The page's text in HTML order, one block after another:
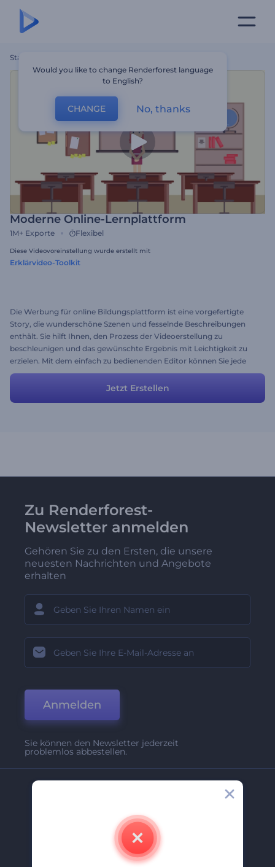
Startseite
Moderne Online-Lernplattform
1M+ Exporte Flexibel
Diese Videovoreinstellung wurde erstellt mit
Erklärvideo-Toolkit
Die Werbung für online Bildungsplattform ist eine vorgefertigte
Story, die wunderschöne Szenen und fesselnde Beschreibungen
enthält. Sie hilft Ihnen, den Prozess der Videoerstellung zu
beschleunigen und das gewünschte Ergebnis mit Leichtigkeit zu
erzielen. Mit dem einfach zu bedienenden Editor können Sie jede
Szene verändern und Ihre eigenen Mediendateien und Texte
hinzufügen, um Ihre Wünsche und Ideen perfekt darzustellen.
Jetzt Erstellen
Zu Renderforest-
Newsletter anmelden
Gehören Sie zu den Ersten, die unsere
neuesten Nachrichten und Angebote
erhalten
Anmelden
Sie können den Newsletter jederzeit
problemlos abbestellen.
Would you like to change Renderforest language
to English?
CHANGE No, thanks